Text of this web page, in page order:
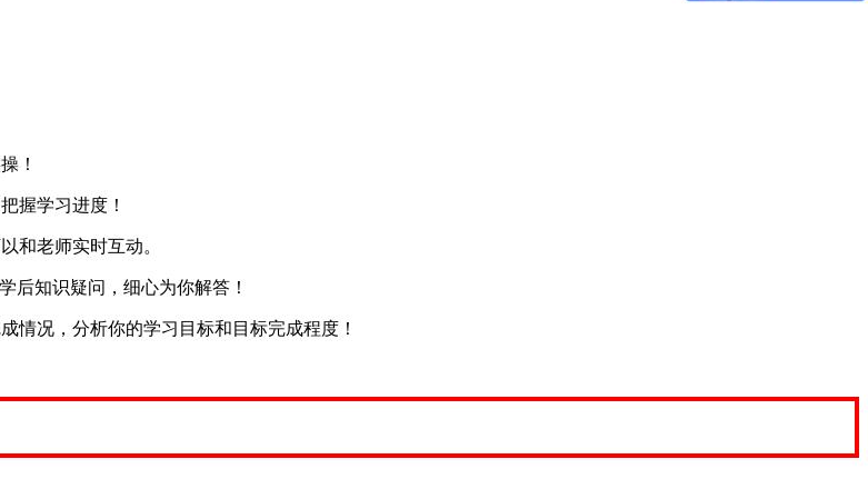
！
握学习进度！
和老师实时互动。
后知识疑问，细心为你解答！
情况，分析你的学习目标和目标完成程度！